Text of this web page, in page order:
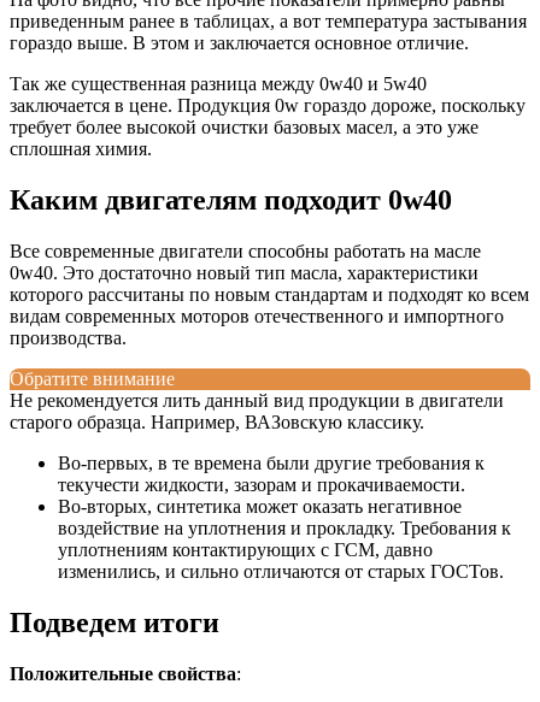
приведенным ранее в таблицах, а вот температура застывания
гораздо выше. В этом и заключается основное отличие.
Так же существенная разница между 0w40 и 5w40
заключается в цене. Продукция 0w гораздо дороже, поскольку
требует более высокой очистки базовых масел, а это уже
сплошная химия.
Каким двигателям подходит 0w40
Все современные двигатели способны работать на масле
0w40. Это достаточно новый тип масла, характеристики
которого рассчитаны по новым стандартам и подходят ко всем
видам современных моторов отечественного и импортного
производства.
Обратите внимание
Не рекомендуется лить данный вид продукции в двигатели
старого образца. Например, ВАЗовскую классику.
Во-первых, в те времена были другие требования к
текучести жидкости, зазорам и прокачиваемости.
Во-вторых, синтетика может оказать негативное
воздействие на уплотнения и прокладку. Требования к
уплотнениям контактирующих с ГСМ, давно
изменились, и сильно отличаются от старых ГОСТов.
Подведем итоги
Положительные свойства: